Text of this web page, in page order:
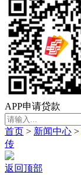
APP申请贷款
首页 > 新闻中心 >
传
返回顶部